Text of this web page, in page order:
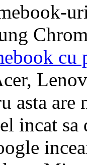
cu
asta are
incat